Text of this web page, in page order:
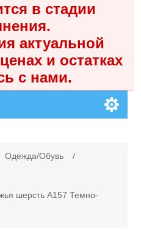
в стадии
актуальной
и остатках
с нами.
Одежда/Обувь
/
шерсть A157 Темно-